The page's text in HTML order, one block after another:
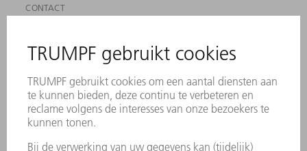
CONTACT
AANMELDEN VOOR NIEUWSBRIEF
MYTRUMPF
VEILIGHEIDSGEGEVENSBLADEN
PRODUCTEN
MACHINES & SYSTEMEN
LASER
VERMOGENSELEKTRONICA
ELEKTROGEREEDSCHAP